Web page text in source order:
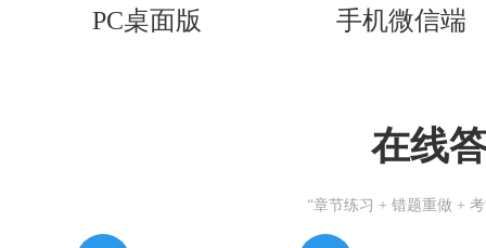
PC桌面版 手机微信端
在线
“章节练习 + 错题重做 +